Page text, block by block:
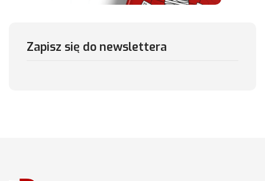
Zapisz się do newslettera